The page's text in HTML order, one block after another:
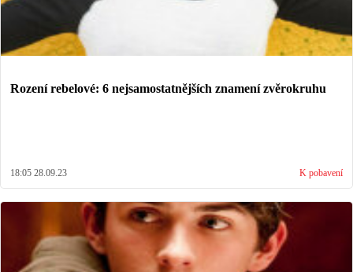
Rození rebelové: 6 nejsamostatnějších znamení zvěrokruhu
18:05 28.09.23 K pobavení